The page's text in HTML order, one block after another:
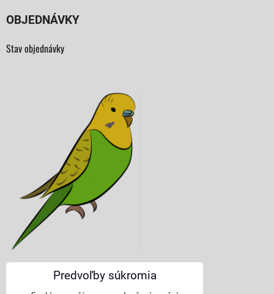
OBJEDNÁVKY
Stav objednávky
KONTAKTNÉ ÚDAJE
Predvoľby súkromia